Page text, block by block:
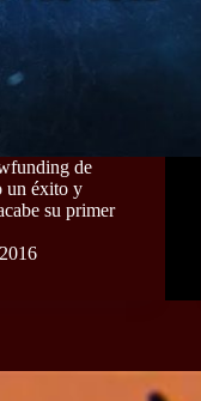
de
un éxito y
su primer